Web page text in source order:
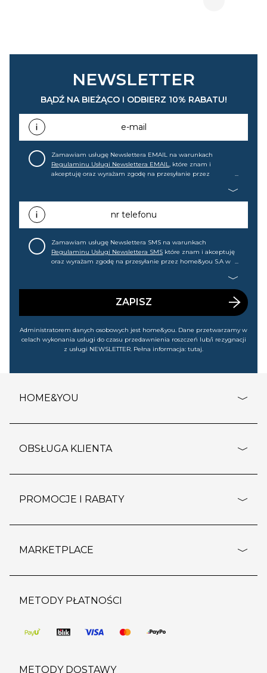
NEWSLETTER
BĄDŹ NA BIEŻĄCO I ODBIERZ 10% RABATU!
e-mail
Zamawiam usługę Newslettera EMAIL na warunkach
Regulaminu Usługi Newslettera EMAIL, które znam i
akceptuję oraz wyrażam zgodę na przesyłanie przez
promocjach, wyprzedażach). Wiem, że mogę tę zgodę w
każdej chwili cofnąć.nr telefonu
Zamawiam usługę Newslettera SMS na warunkach
Regulaminu Usługi Newslettera SMS które znam i akceptuję
oraz wyrażam zgodę na przesyłanie przez home&you S.A w
wyprzedażach). Wiem, że mogę tę zgodę w każdej chwili
ZAPISZ
Administratorem danych osobowych jest home&you. Dane przetwarzamy w
celach wykonania usługi do czasu przedawnienia roszczeń lub/i rezygnacji
z usługi NEWSLETTER. Pełna informacja: tutaj.
HOME&YOU
o firmie
polityka prywatności
kontakt
OBSŁUGA KLIENTA
dostawy i płatność
wypis z subskrypcji
regulamin sklepu
pozostałe regulaminy
PROMOCJE I RABATY
outlet
regulaminy promocji
MARKETPLACE
strefa marek
pomoc dla sprzedawców
METODY PŁATNOŚCI
METODY DOSTAWY